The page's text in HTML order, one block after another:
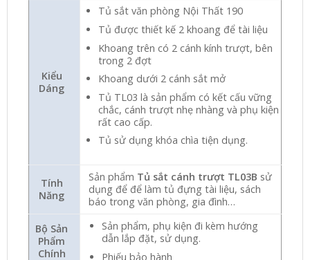
Kiểu
Dáng
Tủ sắt văn phòng Nội Thất 190
Tủ được thiết kế 2 khoang để tài liệu
Khoang trên có 2 cánh kính trượt, bên
trong 2 đợt
Khoang dưới 2 cánh sắt mở
Tủ TL03 là sản phẩm có kết cấu vững
chắc, cánh trượt nhẹ nhàng và phụ kiện
rất cao cấp.
Tủ sử dụng khóa chìa tiện dụng.
Tính
Năng
Sản phẩm Tủ sắt cánh trượt TL03B sử
dụng để để làm tủ đựng tài liệu, sách
báo trong văn phòng, gia đình…
Bộ Sản
Phẩm
Chính
Sản phẩm, phụ kiện đi kèm hướng
dẫn lắp đặt, sử dụng.
Phiếu bảo hành